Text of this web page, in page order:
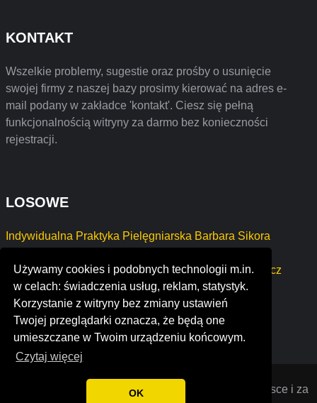
Używamy cookies i podobnych technologii m.in.
w celach: świadczenia usług, reklam, statystyk.
Korzystanie z witryny bez zmiany ustawień
Twojej przeglądarki oznacza, że będą one
umieszczane w Twoim urządzeniu końcowym.
Czytaj więcej
OK
KONTAKT
Wszelkie problemy, sugestie oraz prośby o usunięcie
swojej firmy z naszej bazy prosimy kierować na adres e-
mail podany w zakładce 'kontakt'. Ciesz się pełną
funkcjonalnością witryny za darmo bez konieczności
rejestracji.
LOSOWE
Indywidualna Praktyka Pielęgniarska Barbara Sikora
Ośrodek Wypoczynkowy "Powiśle" Monika Wencewicz
word job corps
bydis solutions
flavours of spain
© 2022 Opinie o firmach założonych w Polsce i za